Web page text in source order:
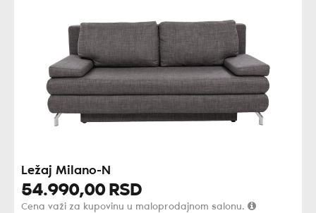
Ležaj Milano-N
54.990,00 RSD
Cena važi za kupovinu u maloprodajnom salonu.